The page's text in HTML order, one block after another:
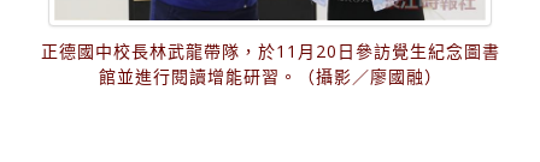
正德國中校長林武龍帶隊，於11月20日參訪覺生紀念圖書
館並進行閱讀增能研習。（攝影／廖國融）